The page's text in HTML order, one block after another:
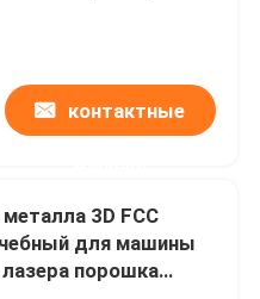
3D
контактные
3D FCC
для машины
порошка